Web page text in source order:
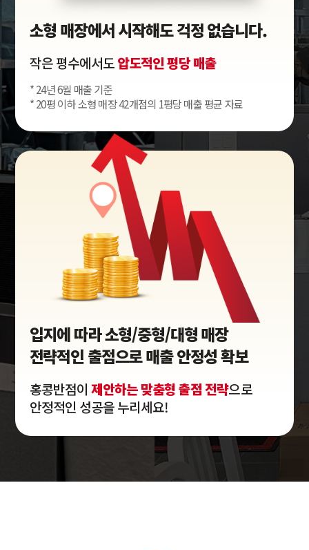
소형 매장에서 시작해도 걱정 없습니다.
작은 평수에서도압도적인 평당 매출
* 24년 6월 매출 기준
* 20평 이하 소형 매장 42개점의 1평당 매출 평균 자료
입지에 따라 소형/중형/대형 매장
전략적인 출점으로 매출 안정성 확보
홍콩반점이 제안하는 맞춤형 출점 전략으로
안정적인 성공을 누리세요!